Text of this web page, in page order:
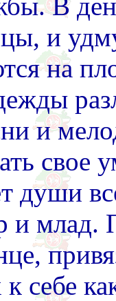
и
на
и
свое
души
и
к себе